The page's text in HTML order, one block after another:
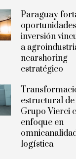
Paraguay
inversión
a
nearshoring
estratégico
estructural de
Grupo Vierci
enfoque en
logística